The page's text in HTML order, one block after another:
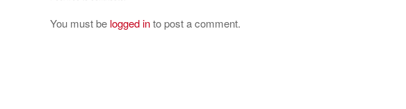
You must be logged into post a comment.